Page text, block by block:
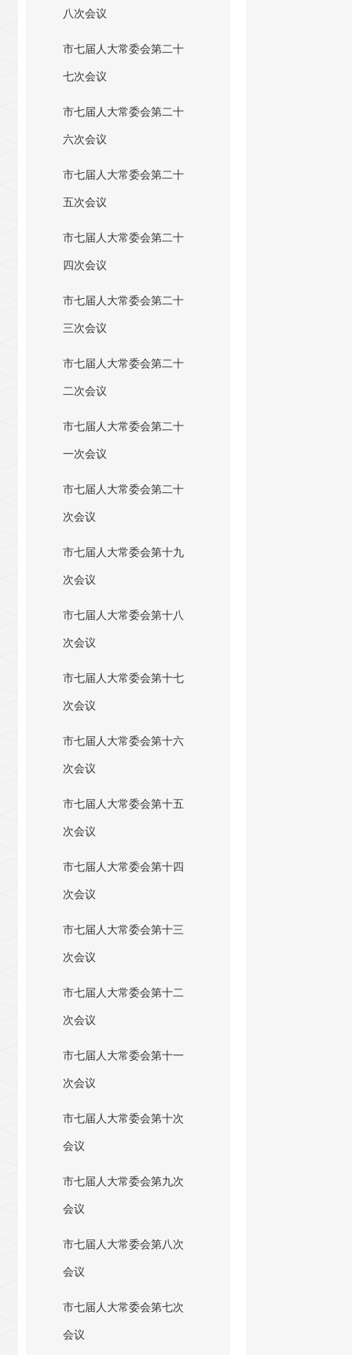
八次会议
市七届人大常委会第二十
七次会议
市七届人大常委会第二十
六次会议
市七届人大常委会第二十
五次会议
市七届人大常委会第二十
四次会议
市七届人大常委会第二十
三次会议
市七届人大常委会第二十
二次会议
市七届人大常委会第二十
一次会议
市七届人大常委会第二十
次会议
市七届人大常委会第十九
次会议
市七届人大常委会第十八
次会议
市七届人大常委会第十七
次会议
市七届人大常委会第十六
次会议
市七届人大常委会第十五
次会议
市七届人大常委会第十四
次会议
市七届人大常委会第十三
次会议
市七届人大常委会第十二
次会议
市七届人大常委会第十一
次会议
市七届人大常委会第十次
会议
市七届人大常委会第九次
会议
市七届人大常委会第八次
会议
市七届人大常委会第七次
会议